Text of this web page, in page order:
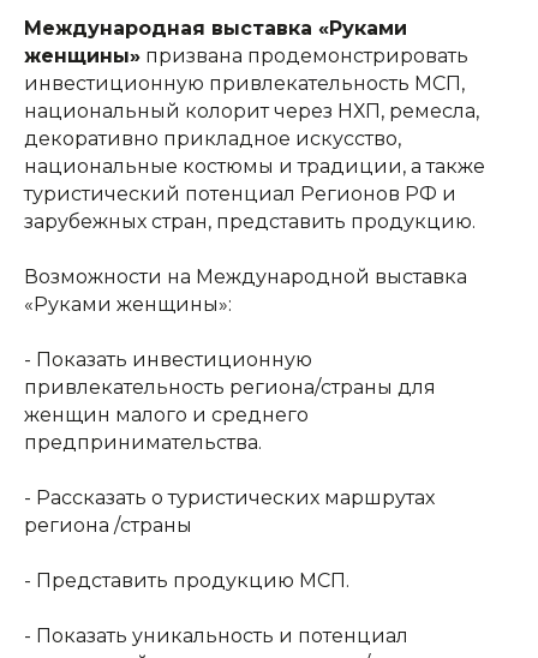
Международная выставка «Руками
женщины» призвана продемонстрировать
инвестиционную привлекательность МСП,
национальный колорит через НХП, ремесла,
декоративно прикладное искусство,
национальные костюмы и традиции, а также
туристический потенциал Регионов РФ и
зарубежных стран, представить продукцию.
Возможности на Международной выставка
«Руками женщины»:
- Показать инвестиционную
привлекательность региона/страны для
женщин малого и среднего
предпринимательства.
- Рассказать о туристических маршрутах
региона /страны
- Представить продукцию МСП.
- Показать уникальность и потенциал